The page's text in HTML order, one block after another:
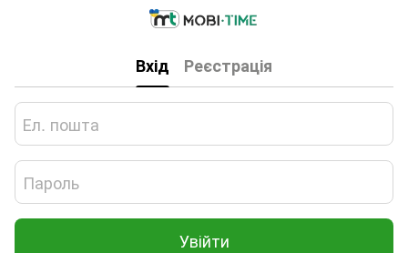
Вхід Реєстрація
Увійти